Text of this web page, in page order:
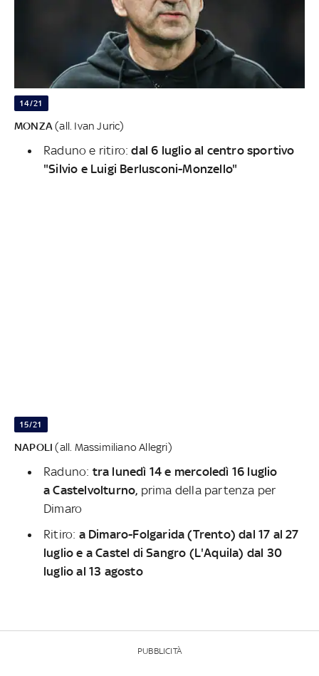
14/21
MONZA (all. Ivan Juric)
Raduno e ritiro:dal 6 luglio al centro sportivo
"Silvio e Luigi Berlusconi-Monzello"
15/21
NAPOLI (all. Massimiliano Allegri)
Raduno: tra lunedì 14 e mercoledì 16 luglio
a Castelvolturno, prima della partenza per
Dimaro
Ritiro: a Dimaro-Folgarida (Trento) dal 17 al 27
luglio e a Castel di Sangro (L'Aquila) dal 30
luglio al 13 agosto
PUBBLICITÀ